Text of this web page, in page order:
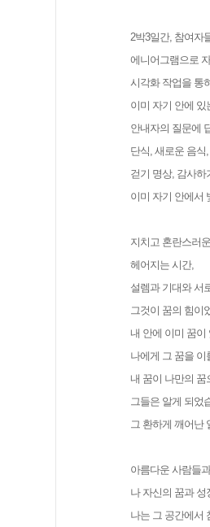
2박3일간, 참여자
에니어그램으로
시각화 작업을 통
이미 자기 안에
안내자의 질문에
단식, 새로운 음
걷기 명상, 감사
이미 자기 안에서
지치고 혼란스러
헤어지는 시간,
설렘과 기대와 서
그것이 꿈의 힘이
내 안에 이미 꿈
나에게 그 꿈을 이
내 꿈이 나만의
그들은 알게 되었
그 환하게 깨어난
아름다운 사람들
나 자신의 꿈과
나는 그 공간에서